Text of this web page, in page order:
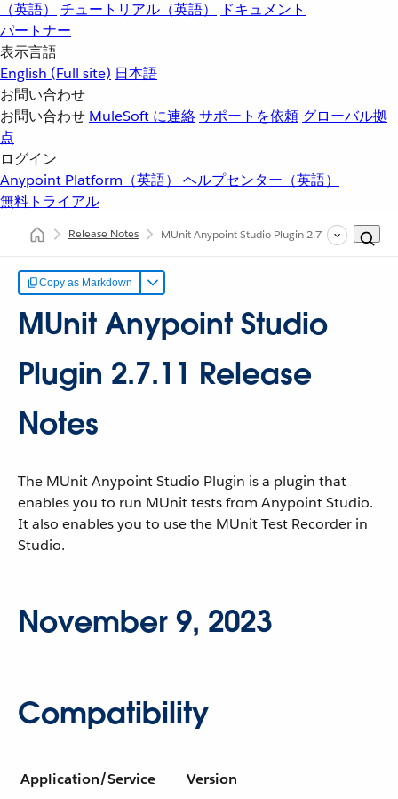
（英語）
チュートリアル（英語）
ドキュメント
パートナー
表示言語
English (Full site) 日本語
お問い合わせ
お問い合わせ MuleSoft に連絡サポートを依頼 グローバル拠
点
ログイン
Anypoint Platform（英語） ヘルプセンター（英語）
無料トライアル
Release Notes MUnit Anypoint Studio Plugin 2.7.11 Release
Copy as Markdown
MUnit Anypoint Studio
Plugin 2.7.11 Release
Notes
The MUnit Anypoint Studio Plugin is a plugin that
enables you to run MUnit tests from Anypoint Studio.
It also enables you to use the MUnit Test Recorder in
Studio.
November 9, 2023
Compatibility
Application/Service Version